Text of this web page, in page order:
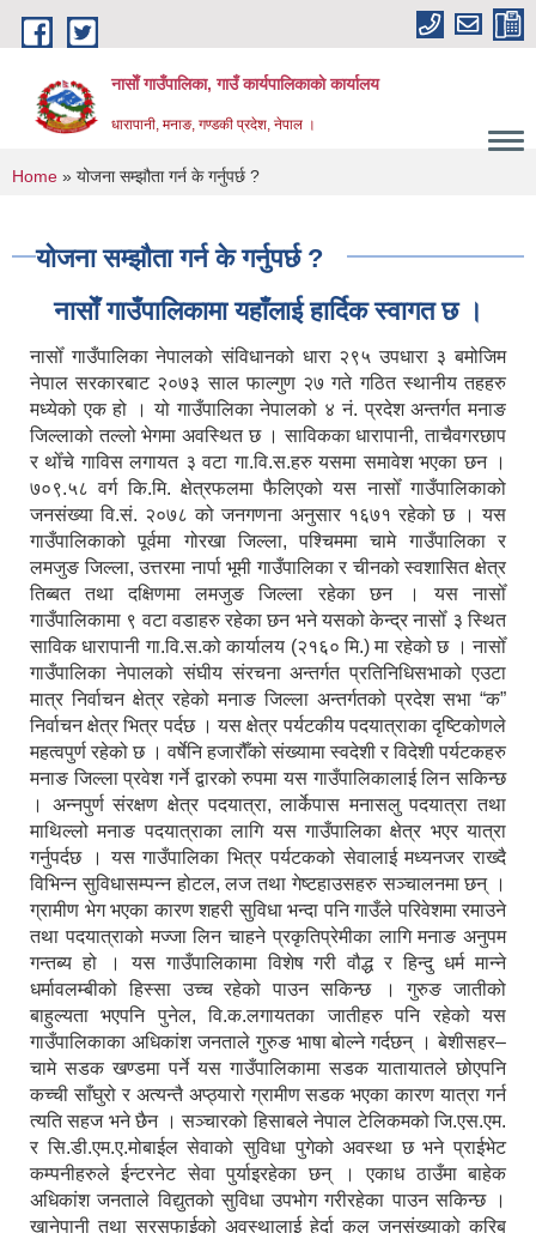
Skip to main content
नासाेँ गाउँपालिका, गाउँ कार्यपालिकाकाे कार्यालय
धारापानी, मनाङ, गण्डकी प्रदेश, नेपाल ।
You are here
Home » योजना सम्झौता गर्न के गर्नुपर्छ ?
योजना सम्झौता गर्न के गर्नुपर्छ ?
नासाेँ गाउँपालिकामा यहाँलाई हार्दिक स्वागत छ ।
नासोँ गाउँपालिका नेपालको संविधानको धारा २९५ उपधारा ३ बमोजिम
नेपाल सरकारबाट २०७३ साल फाल्गुण २७ गते गठित स्थानीय तहहरु
मध्येको एक हो । यो गाउँपालिका नेपालको ४ नं. प्रदेश अन्तर्गत मनाङ
जिल्लाको तल्लो भेगमा अवस्थित छ । साविकका धारापानी‚ ताचैवगरछाप
र थोँचे गाविस लगायत ३ वटा गा.वि.स.हरु यसमा समावेश भएका छन ।
७०९.५८ वर्ग कि.मि. क्षेत्रफलमा फैलिएको यस नासोँ गाउँपालिकाको
जनसंख्या वि.सं. २०७८ को जनगणना अनुसार १६७१ रहेको छ । यस
गाउँपालिकाको पूर्वमा गोरखा जिल्ला, पश्चिममा चामे गाउँपालिका र
लमजुङ जिल्ला, उत्तरमा नार्पा भूमी गाउँपालिका र चीनको स्वशासित क्षेत्र
तिब्बत तथा दक्षिणमा लमजुङ जिल्ला रहेका छन । यस नासोँ
गाउँपालिकामा ९ वटा वडाहरु रहेका छन भने यसको केन्द्र नासोँ ३ स्थित
साविक धारापानी गा.वि.स.को कार्यालय (२१६० मि.) मा रहेको छ । नासोँ
गाउँपालिका नेपालको संघीय संरचना अन्तर्गत प्रतिनिधिसभाको एउटा
मात्र निर्वाचन क्षेत्र रहेको मनाङ जिल्ला अन्तर्गतको प्रदेश सभा “क”
निर्वाचन क्षेत्र भित्र पर्दछ । यस क्षेत्र पर्यटकीय पदयात्राका दृष्टिकोणले
महत्वपुर्ण रहेको छ । वर्षेनि हजारौँको संख्यामा स्वदेशी र विदेशी पर्यटकहरु
मनाङ जिल्ला प्रवेश गर्ने द्वारको रुपमा यस गाउँपालिकालाई लिन सकिन्छ
। अन्नपुर्ण संरक्षण क्षेत्र पदयात्रा, लार्केपास मनासलु पदयात्रा तथा
माथिल्लो मनाङ पदयात्राका लागि यस गाउँपालिका क्षेत्र भएर यात्रा
गर्नुपर्दछ । यस गाउँपालिका भित्र पर्यटकको सेवालाई मध्यनजर राख्दै
विभिन्न सुविधासम्पन्न होटल, लज तथा गेष्टहाउसहरु सञ्चालनमा छन् ।
ग्रामीण भेग भएका कारण शहरी सुविधा भन्दा पनि गाउँले परिवेशमा रमाउने
तथा पदयात्राको मज्जा लिन चाहने प्रकृतिप्रेमीका लागि मनाङ अनुपम
गन्तब्य हो । यस गाउँपालिकामा विशेष गरी वौद्ध र हिन्दु धर्म मान्ने
धर्मावलम्बीको हिस्सा उच्च रहेको पाउन सकिन्छ । गुरुङ जातीको
बाहुल्यता भएपनि पुनेल, वि.क.लगायतका जातीहरु पनि रहेको यस
गाउँपालिकाका अधिकांश जनताले गुरुङ भाषा बोल्ने गर्दछन् । बेशीसहर–
चामे सडक खण्डमा पर्ने यस गाउँपालिकामा सडक यातायातले छोएपनि
कच्ची साँघुरो र अत्यन्तै अप्ठ्यारो ग्रामीण सडक भएका कारण यात्रा गर्न
त्यति सहज भने छैन । सञ्चारको हिसाबले नेपाल टेलिकमको जि.एस.एम.
र सि.डी.एम.ए.मोबाईल सेवाको सुविधा पुगेको अवस्था छ भने प्राईभेट
कम्पनीहरुले ईन्टरनेट सेवा पुर्याइरहेका छन् । एकाध ठाउँमा बाहेक
अधिकांश जनताले विद्युतको सुविधा उपभोग गरीरहेका पाउन सकिन्छ ।
खानेपानी तथा सरसफाईको अवस्थालाई हेर्दा कुल जनसंख्याको करिब